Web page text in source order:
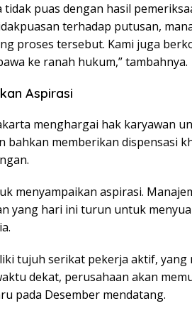
puas dengan hasil
terhadap putusan,
proses tersebut. Kami juga
ke ranah hukum,” tambahnya.
Aspirasi
menghargai hak karyawan
bahkan memberikan dispensasi
menyampaikan aspirasi.
yang hari ini turun untuk
tujuh serikat pekerja aktif, yang
dekat, perusahaan akan
pada Desember mendatang.